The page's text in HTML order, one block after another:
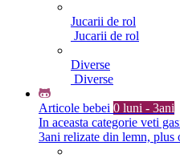
Jucarii de rol
Jucarii de rol
Diverse
Diverse
Articole bebei 0 luni - 3ani
In aceasta categorie veti
3ani relizate din lemn, plus